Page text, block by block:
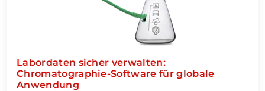
Labordaten sicher verwalten:
Chromatographie-Software für globale
Anwendung